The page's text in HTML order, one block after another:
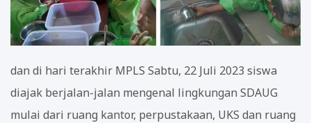
dan di hari terakhir MPLS Sabtu, 22 Juli 2023 siswa
diajak berjalan-jalan mengenal lingkungan SDAUG
mulai dari ruang kantor, perpustakaan, UKS dan ruang